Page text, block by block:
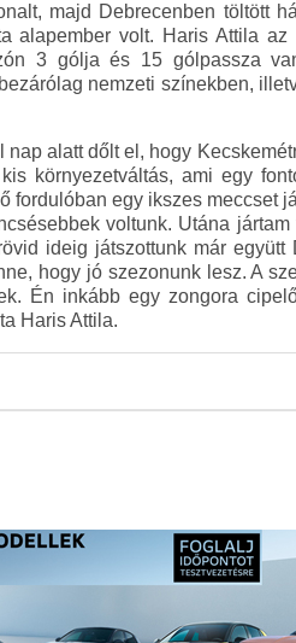
majd Debrecenben töltött
alapember volt. Haris Attila
3 gólja és 15 gólpassza
nemzeti színekben,
alatt dőlt el, hogy
környezetváltás, ami egy
fordulóban egy ikszes meccset
voltunk. Utána
ideig játszottunk már együtt
hogy jó szezonunk lesz. A
Én inkább egy zongora
Haris Attila.